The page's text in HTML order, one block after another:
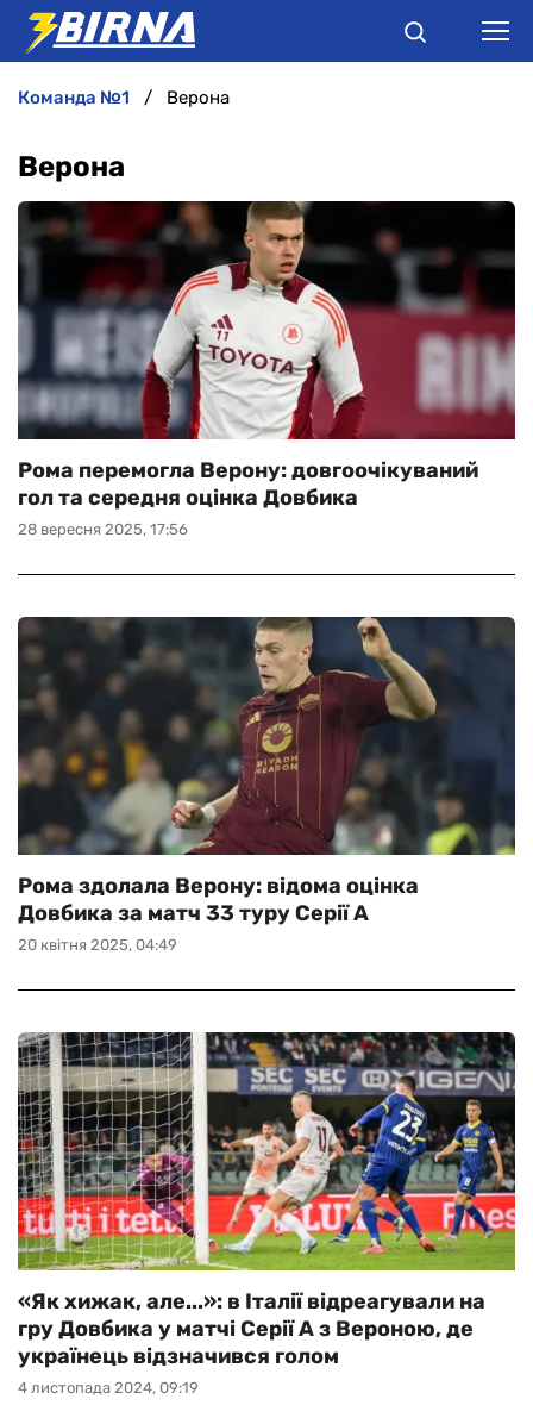
АНАЛІТИКА
ІНТЕРВ'Ю
РІЗНЕ
БУКМЕКЕРИ
команда №1 Верона
Верона
28 вересня 2025, 17:56
Рома перемогла Верону: довгоочікуваний
гол та середня оцінка Довбика
20 квітня 2025, 04:49
Рома здолала Верону: відома оцінка
Довбика за матч 33 туру Серії А
4 листопада 2024, 09:19
«Як хижак, але...»: в Італії відреагували на
гру Довбика у матчі Серії А з Вероною, де
українець відзначився голом